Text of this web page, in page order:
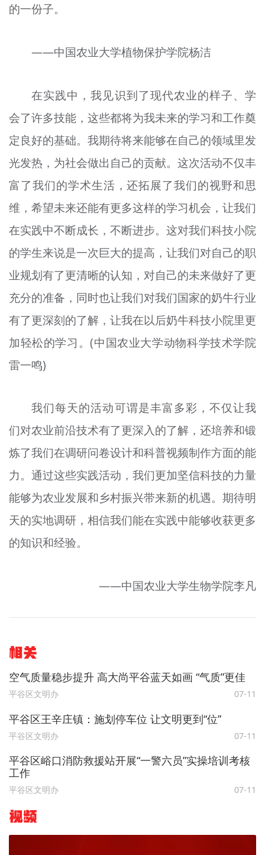
的一份子。
——中国农业大学植物保护学院杨洁
在实践中，我见识到了现代农业的样子、学
会了许多技能，这些都将为我未来的学习和工作奠
定良好的基础。我期待将来能够在自己的领域里发
光发热，为社会做出自己的贡献。这次活动不仅丰
富了我们的学术生活，还拓展了我们的视野和思
维，希望未来还能有更多这样的学习机会 ，让我们
在实践中不断成长，不断进步。这对我们科技小院
的学生来说是一次巨大的提高，让我们对自己的职
业规划有了更清晰的认知，对自己的未来做好了更
充分的准备，同时也让我们对我们国家的奶牛行业
有了更深刻的了解，让我在以后奶牛科技小院里更
加轻松的学习 。(中国农业大学动物科学技术学院
雷一鸣)
我们每天的活动可谓是丰富多彩，不仅让我
们对农业前沿技术有了更深入的了解，还培养和锻
炼了我们在调研问卷设计和科普视频制作方面的能
力。通过这些实践活动，我们更加坚信科技的力量
能够为农业发展和乡村振兴带来新的机遇。期待明
天的实地调研，相信我们能在实践中能够收获更多
的知识和经验。
——中国农业大学生物学院李凡
相关
空气质量稳步提升 高大尚平谷蓝天如画 “气质”更佳
平谷区文明办 07-11
平谷区王辛庄镇：施划停车位 让文明更到“位”
平谷区文明办 07-11
平谷区峪口消防救援站开展“一警六员”实操培训考核
工作
平谷区文明办 07-11
视频